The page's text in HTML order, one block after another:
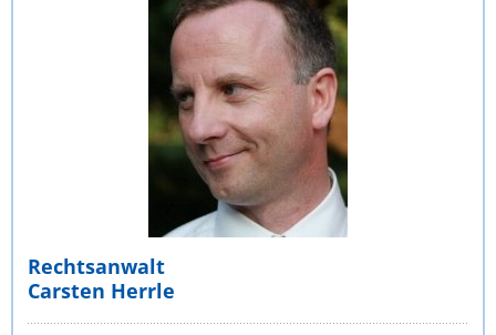
Rechtsanwalt
Carsten Herrle